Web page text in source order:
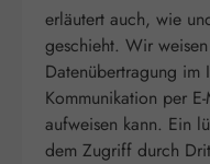
erläutert auch, wie
geschieht. Wir
Datenübertragung
Kommunikation per
aufweisen kann. Ein
dem Zugriff durch